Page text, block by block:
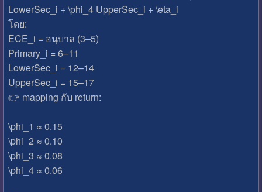
LowerSec_i + \phi_4 UpperSec_i + \eta_i
โดย:
ECE_i = อนุบาล (3–5)
Primary_i = 6–11
LowerSec_i = 12–14
UpperSec_i = 15–17
👉 mapping กับ return:
\phi_1 ≈ 0.15
\phi_2 ≈ 0.10
\phi_3 ≈ 0.08
\phi_4 ≈ 0.06